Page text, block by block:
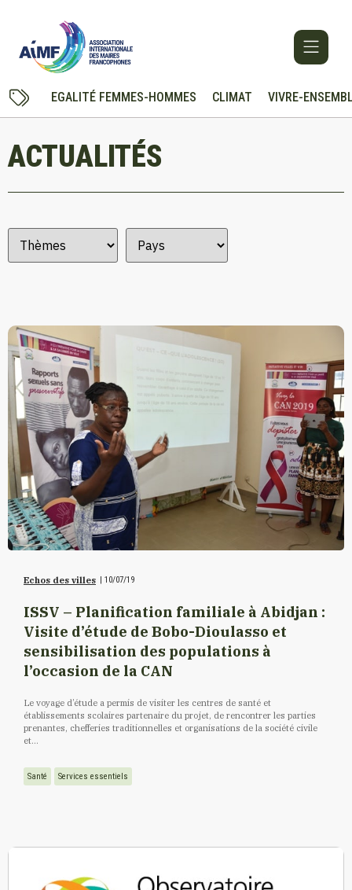
EGALITÉ FEMMES-HOMMES CLIMAT VIVRE-
ACTUALITÉS
Echos des villes | 10/07/19
ISSV – Planification familiale à Abidjan :
Visite d’étude de Bobo-Dioulasso et
sensibilisation des populations à
l’occasion de la CAN
Le voyage d’étude a permis de visiter les centres de santé et
établissements scolaires partenaire du projet, de rencontrer les parties
prenantes, chefferies traditionnelles et organisations de la société civile
et...
Santé Services essentiels